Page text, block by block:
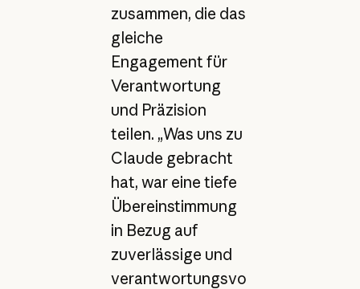
zusammen, die das
gleiche
Engagement für
Verantwortung
und Präzision
teilen. „Was uns zu
Claude gebracht
hat, war eine tiefe
Übereinstimmung
in Bezug auf
zuverlässige und
verantwortungsvo